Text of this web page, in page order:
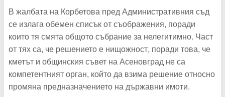
В жалбата на Корбетова пред Административния съд
се излага обемен списък от съображения, поради
които тя смята общото събрание за нелегитимно. Част
от тях са, че решението е нищожност, поради това, че
кметът и общинския съвет на Асеновград не са
компетентният орган, който да взима решение относно
промяна предназначението на държавни имоти.